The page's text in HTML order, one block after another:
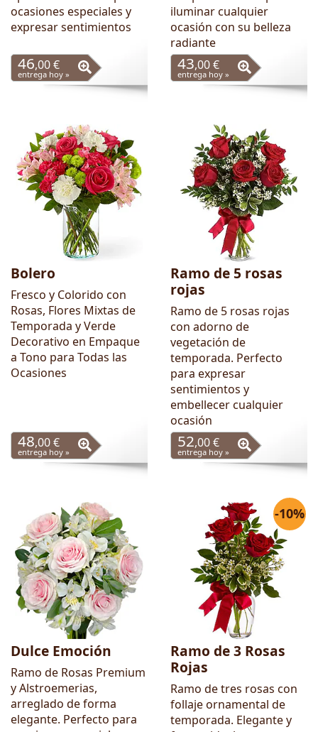
ocasiones especiales y
expresar sentimientos
46,00 €
entrega hoy »
iluminar cualquier
ocasión con su belleza
radiante
43,00 €
entrega hoy »
Bolero
Fresco y Colorido con
Rosas, Flores Mixtas de
Temporada y Verde
Decorativo en Empaque
a Tono para Todas las
Ocasiones
48,00 €
entrega hoy »
Ramo de 5 rosas
rojas
Ramo de 5 rosas rojas
con adorno de
vegetación de
temporada. Perfecto
para expresar
sentimientos y
embellecer cualquier
ocasión
52,00 €
entrega hoy »
Dulce Emoción
Ramo de Rosas Premium
y Alstroemerias,
arreglado de forma
elegante. Perfecto para
-10%
Ramo de 3 Rosas
Rojas
Ramo de tres rosas con
follaje ornamental de
temporada. Elegante y